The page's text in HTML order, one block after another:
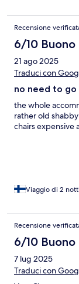
Recensione
6/10 Buono
21 ago 2025
Traduci con
no need to go
the whole
rather old
chairs expensive
Viaggio di 2 notti
Recensione
6/10 Buono
7 lug 2025
Traduci con